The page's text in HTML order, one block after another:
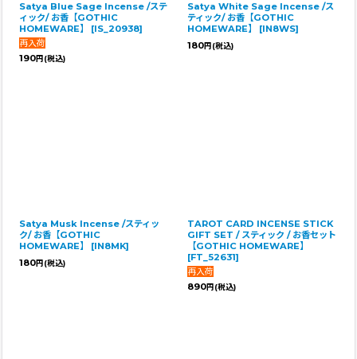
Satya Blue Sage Incense /ステ
ィック/ お香【GOTHIC
HOMEWARE】
[IS_20938]
190円 (税込)
Satya White Sage Incense /ス
ティック/ お香【GOTHIC
HOMEWARE】
[IN8WS]
180円 (税込)
Satya Musk Incense /スティッ
ク/ お香【GOTHIC
HOMEWARE】
[IN8MK]
180円 (税込)
TAROT CARD INCENSE STICK
GIFT SET / スティック / お香セット
【GOTHIC HOMEWARE】
[FT_52631]
890円 (税込)